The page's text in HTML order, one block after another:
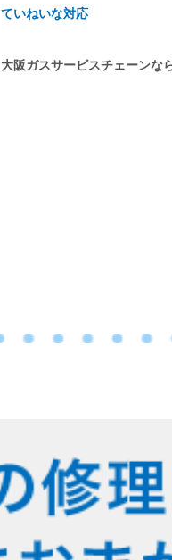
ていねいな対応
大阪ガスサービスチェーンな